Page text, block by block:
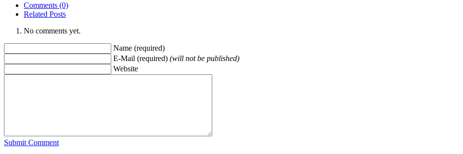
Comments (0)
Related Posts
No comments yet.
Name (required)
E-Mail (required) (will not be published)
Website
Submit Comment